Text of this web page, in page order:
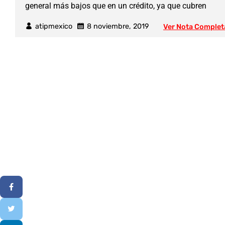
atipmexico 8 noviembre, 2019
general más bajos que en un crédito, ya que cubren
Ver Nota